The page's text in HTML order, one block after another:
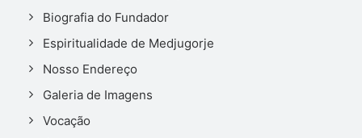
Biografia do Fundador
Espiritualidade de Medjugorje
Nosso Endereço
Galeria de Imagens
Vocação